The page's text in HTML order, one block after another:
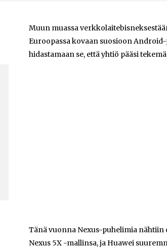
Muun muassa
Euroopassa kovaan suosioon
hidastamaan se, että yhtiö pääsi
Tänä vuonna Nexus-puhelimia nähtiin
Nexus 5X -mallinsa, ja Huawei